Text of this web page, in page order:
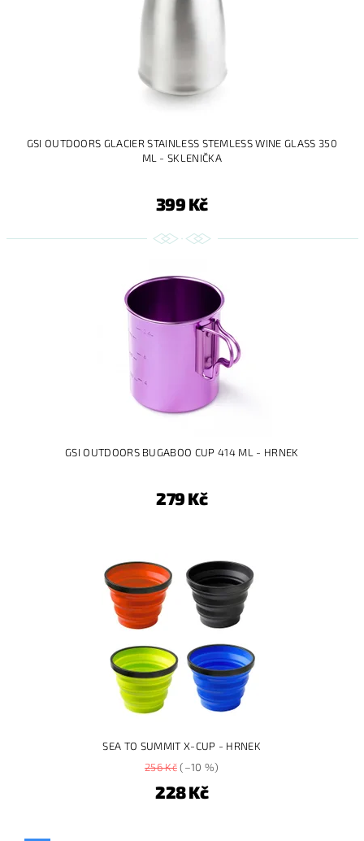
GSI OUTDOORS GLACIER STAINLESS STEMLESS WINE GLASS 350
ML - SKLENIČKA
399 Kč
GSI OUTDOORS BUGABOO CUP 414 ML - HRNEK
279 Kč
SEA TO SUMMIT X-CUP - HRNEK
256 Kč(–10 %)
228 Kč